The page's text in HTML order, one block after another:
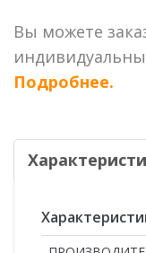
Вы можете
Подробнее.